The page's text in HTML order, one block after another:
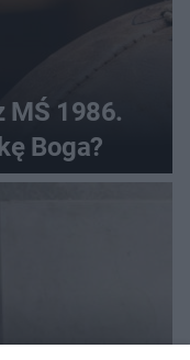
MŚ 1986.
Boga?